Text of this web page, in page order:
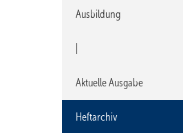
Ausbildung
Aktuelle Ausgabe
Heftarchiv